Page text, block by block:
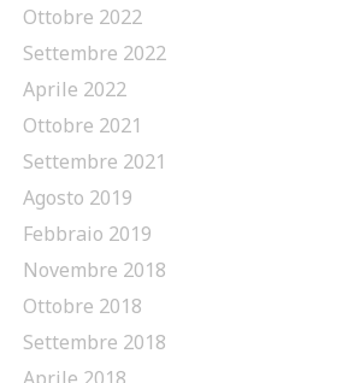
Ottobre 2022
Settembre 2022
Aprile 2022
Ottobre 2021
Settembre 2021
Agosto 2019
Febbraio 2019
Novembre 2018
Ottobre 2018
Settembre 2018